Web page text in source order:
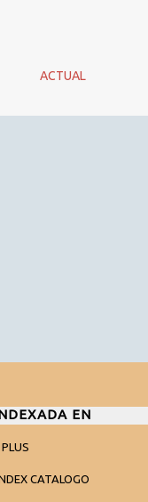
ACTUAL
EN
CATALOGO